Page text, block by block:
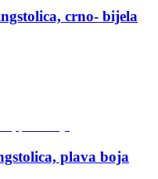
crno- bijela
plava boja